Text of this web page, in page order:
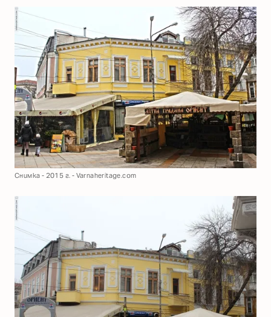
Снимка - 2015 г. - Varnaheritage.com